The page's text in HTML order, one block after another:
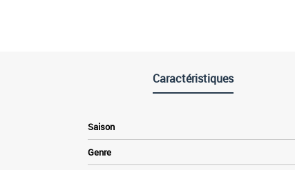
Caractéristiques
Saison
Genre